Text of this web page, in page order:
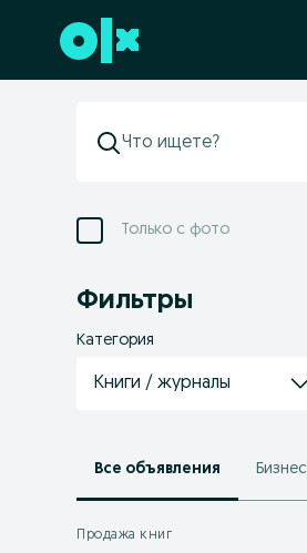
Перейти к нижнему колонтитулу
Только с фото
Фильтры
Категория
Книги / журналы
Все объявления Бизнес
Продажа книг